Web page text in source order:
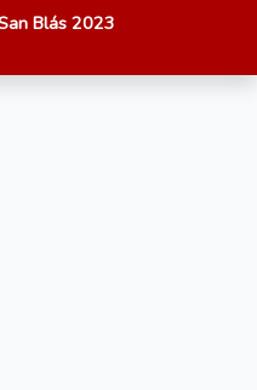
Blás 2023